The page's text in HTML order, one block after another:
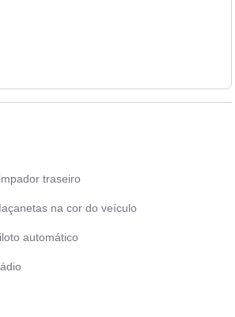
traseiro
na cor do veículo
automático